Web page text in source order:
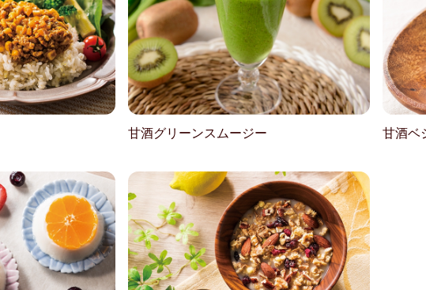
甘酒グリーンスムージー 甘酒ベ